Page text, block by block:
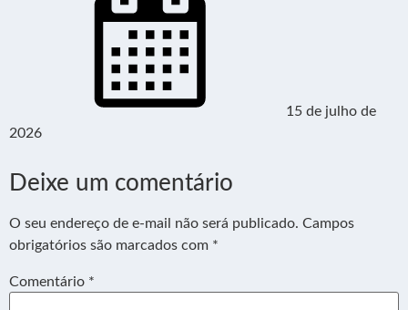
15 de julho de
2026
Deixe um comentário
O seu endereço de e-mail não será publicado. Campos
obrigatórios são marcados com *
Comentário *